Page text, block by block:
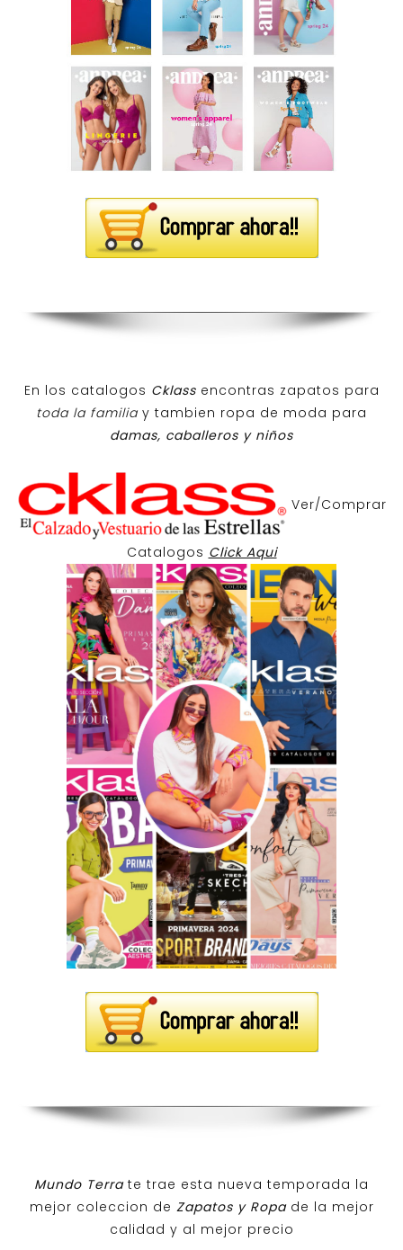
En los catalogos Cklass encontras zapatos para
toda la familiay tambien ropa de moda para
damas, caballeros y niños
Ver/Comprar
Catalogos Click Aqui
Mundo Terra te trae esta nueva temporada la
mejor coleccion de Zapatos y Ropa de la mejor
calidad y al mejor precio